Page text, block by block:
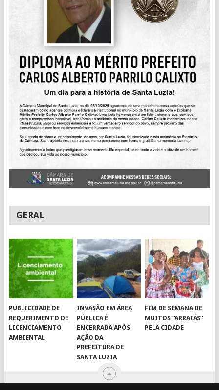
GERAL
PUBLICIDADE DE
REQUERIMENTO DE
LICENCIAMENTO
AMBIENTAL
INVASÃO EM ÁREA
PÚBLICA É
ENCERRADA APÓS
AÇÃO DA
PREFEITURA DE
SANTA LUZIA
FIM DE SEMANA DE
MUITOS “ARRAIÁS”
PELA CIDADE